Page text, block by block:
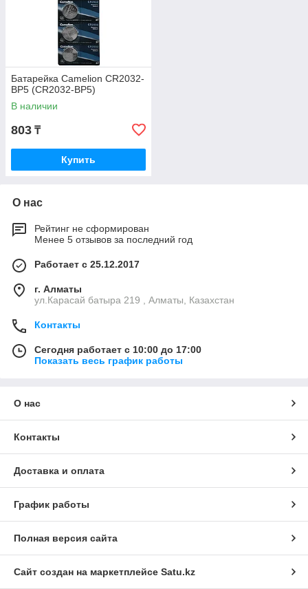
Батарейка Camelion CR2032-
BP5 (CR2032-BP5)
В наличии
803 ₸
Купить
О нас
Рейтинг не сформирован
Менее 5 отзывов за последний год
Работает с 25.12.2017
г. Алматы
ул.Карасай батыра 219 , Алматы, Казахстан
Контакты
Сегодня работает с 10:00 до 17:00
Показать весь график работы
О нас
Контакты
Доставка и оплата
График работы
Полная версия сайта
Сайт создан на маркетплейсе Satu.kz